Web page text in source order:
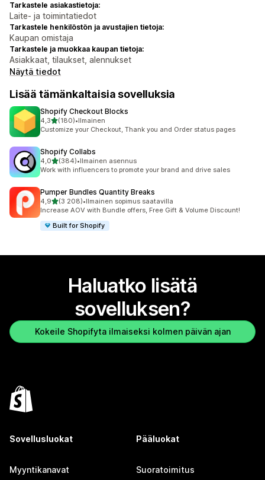
Tarkastele asiakastietoja:
Laite- ja toimintatiedot
Tarkastele henkilöstön ja avustajien tietoja:
Kaupan omistaja
Tarkastele ja muokkaa kaupan tietoja:
Asiakkaat, tilaukset, alennukset
Näytä tiedot
Lisää tämänkaltaisia sovelluksia
Shopify Checkout Blocks
4,3/ 5 tähteä
(180)
180 arvostelua yhteensä
•Ilmainen
Customize your Checkout, Thank you and Order status pages
Shopify Collabs
4,0/ 5 tähteä
(384)
384 arvostelua yhteensä
•Ilmainen asennus
Work with influencers to promote your brand and drive sales
Pumper Bundles Quantity Breaks
4,9/ 5 tähteä
(3 208)
3208 arvostelua yhteensä
•Ilmainen sopimus saatavilla
Increase AOV with Bundle offers, Free Gift & Volume Discount!
Built for Shopify
Haluatko lisätä
sovelluksen?
Kokeile Shopifyta ilmaiseksi kolmen päivän ajan
Sovellusluokat
Myyntikanavat
Pääluokat
Suoratoimitus